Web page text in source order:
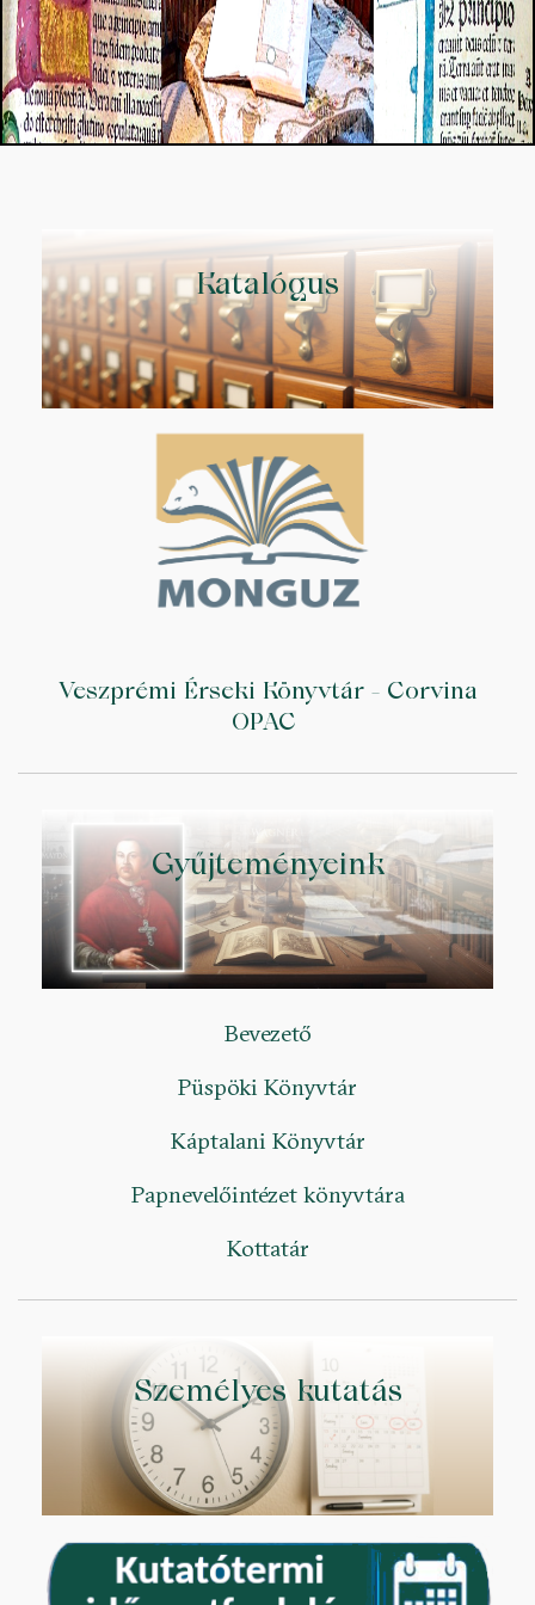
Katalógus
Veszprémi Érseki Könyvtár - Corvina
OPAC
Gyűjteményeink
Bevezető
Püspöki Könyvtár
Káptalani Könyvtár
Papnevelőintézet könyvtára
Kottatár
Személyes kutatás